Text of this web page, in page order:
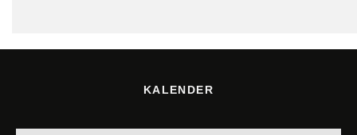
KALENDER